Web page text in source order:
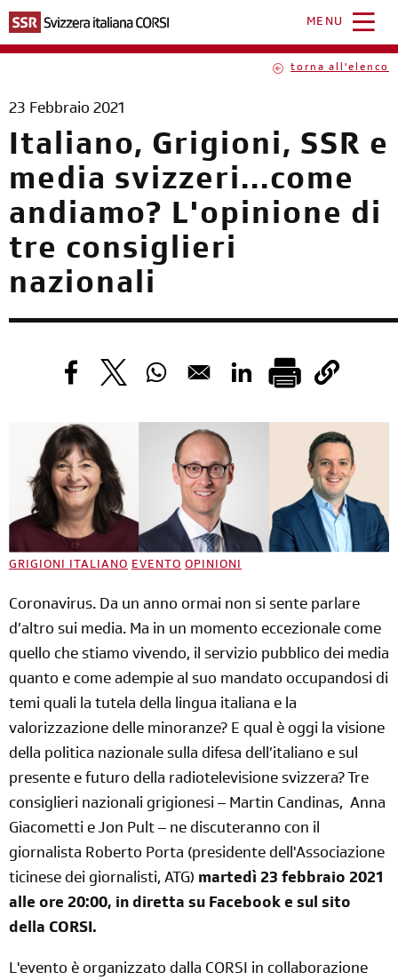
contenuto
principale
MENU
torna all'elenco
Italiano, Grigioni, SSR e
media svizzeri...come
andiamo? L'opinione di
tre consiglieri
nazionali
Opens in a new window
Opens in a new window
Opens in a new window
Opens in a new
23 Febbraio 2021
GRIGIONI ITALIANO EVENTO OPINIONI
Coronavirus. Da un anno ormai non si sente parlare
d’altro sui media. Ma in un momento eccezionale come
quello che stiamo vivendo, il servizio pubblico dei media
quanto e come adempie al suo mandato occupandosi di
temi quali la tutela della lingua italiana e la
valorizzazione delle minoranze? E qual è oggi la visione
della politica nazionale sulla difesa dell’italiano e sul
presente e futuro della radiotelevisione svizzera? Tre
consiglieri nazionali grigionesi – Martin Candinas, Anna
Giacometti e Jon Pult – ne discuteranno con il
giornalista Roberto Porta (presidente dell'Associazione
ticinese dei giornalisti, ATG) martedì 23 febbraio 2021
alle ore 20:00, in diretta su Facebook e sul sito
della CORSI.
L'evento è organizzato dalla CORSI in collaborazione